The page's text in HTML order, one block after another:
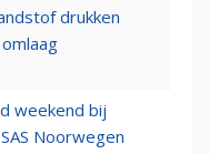
drukken
weekend bij
Noorwegen